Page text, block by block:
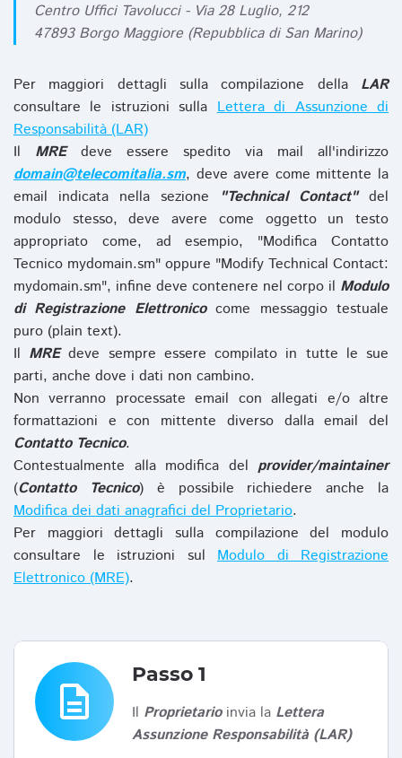
Centro Uffici Tavolucci - Via 28 Luglio, 212
47893 Borgo Maggiore (Repubblica di San Marino)
Per maggiori dettagli sulla compilazione della LAR
consultare le istruzioni sullaLettera di Assunzione di
Responsabilità (LAR)
Il MREdeve essere spedito via mail all'indirizzo
domain@telecomitalia.sm, deve avere come mittente la
email indicata nella sezione
"Technical Contact"del
modulo stesso, deve avere come oggetto un testo
appropriato come, ad esempio, "Modifica Contatto
Tecnico mydomain.sm" oppure "Modify Technical Contact:
mydomain.sm", infine deve contenere nel corpo il Modulo
di Registrazione Elettronicocome messaggio testuale
puro (plain text).
Il MREdeve sempre essere compilato in tutte le sue
parti, anche dove i dati non cambino.
Non verranno processate email con allegati e/o altre
formattazioni e con mittente diverso dalla email del
Contatto Tecnico.
Contestualmente alla modifica del provider/maintainer
(Contatto Tecnico) è possibile richiedere anche la
Modifica dei dati anagrafici del Proprietario.
Per maggiori dettagli sulla compilazione del modulo
consultare le istruzioni sul Modulo di Registrazione
Elettronico (MRE).
description
Passo 1
Il Proprietarioinvia la Lettera
Assunzione Responsabilità (LAR)